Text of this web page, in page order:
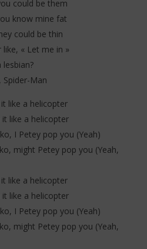
could be them
know mine fat
could be thin
like, « Let me in »
Spider-Man
like a helicopter
it like a helicopter
I Petey pop you (Yeah)
might Petey pop you (Yeah,
like a helicopter
it like a helicopter
I Petey pop you (Yeah)
might Petey pop you (Yeah,